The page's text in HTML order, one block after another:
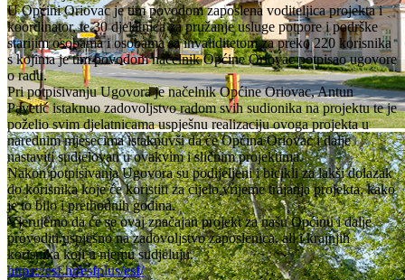
U Općini Oriovac je tim povodom zaposlena voditeljica projekta i
koordinator, te 30 djelatnica za pružanje usluge potpore i podrške
starijim osobama i osobama sa invaliditetom za preko 220 korisnika
s kojima je tim povodom načelnik Općine Oriovac potpisao ugovore
o radu.
Pri potpisivanju Ugovora je načelnik Općine Oriovac, Antun
Pavetić istaknuo zadovoljstvo radom svih sudionika na projektu te je
poželio svim djelatnicama uspješnu realizaciju ovoga projekta u
narednim mjesecima istaknuvši da će Općina Oriovac i dalje
nastaviti sudjelovati u ovakvim i sličnim projektima.
Nakon potpisivanja Ugovora su podijeljeni i bicikli za lakši dolazak
do korisnika koje će koristiti za cijelo vrijeme trajanja projekta, kako
je to bilo i prethodnih godina.
Vjerujemo da će se ovaj značajan projekt za našu Općinu i dalje
provoditi uspješno na zadovoljstvo zaposlenica, ali i krajnjih
korisnika koji u njemu sudjeluju.
https://esf.hr/esfplus/esf/